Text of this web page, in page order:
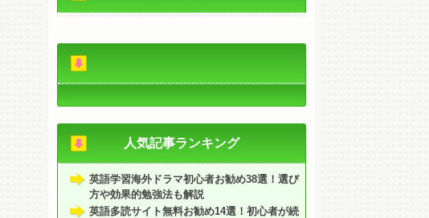
人気記事ランキング
英語学習海外ドラマ初心者お勧め38選！選び
方や効果的勉強法も解説
英語多読サイト無料お勧め14選！初心者が続